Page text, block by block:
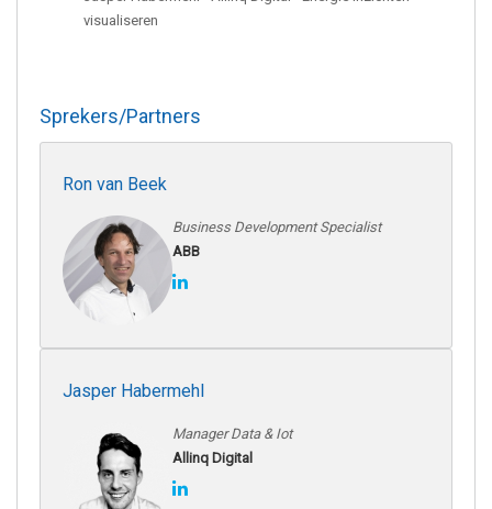
visualiseren
Sprekers/Partners
Ron van Beek
Business Development Specialist
ABB
Jasper Habermehl
Manager Data & Iot
Allinq Digital